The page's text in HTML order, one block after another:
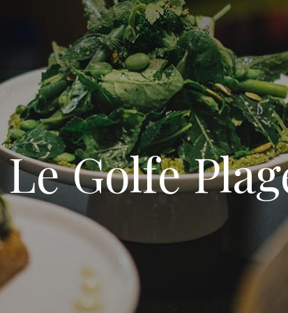
Le Golfe